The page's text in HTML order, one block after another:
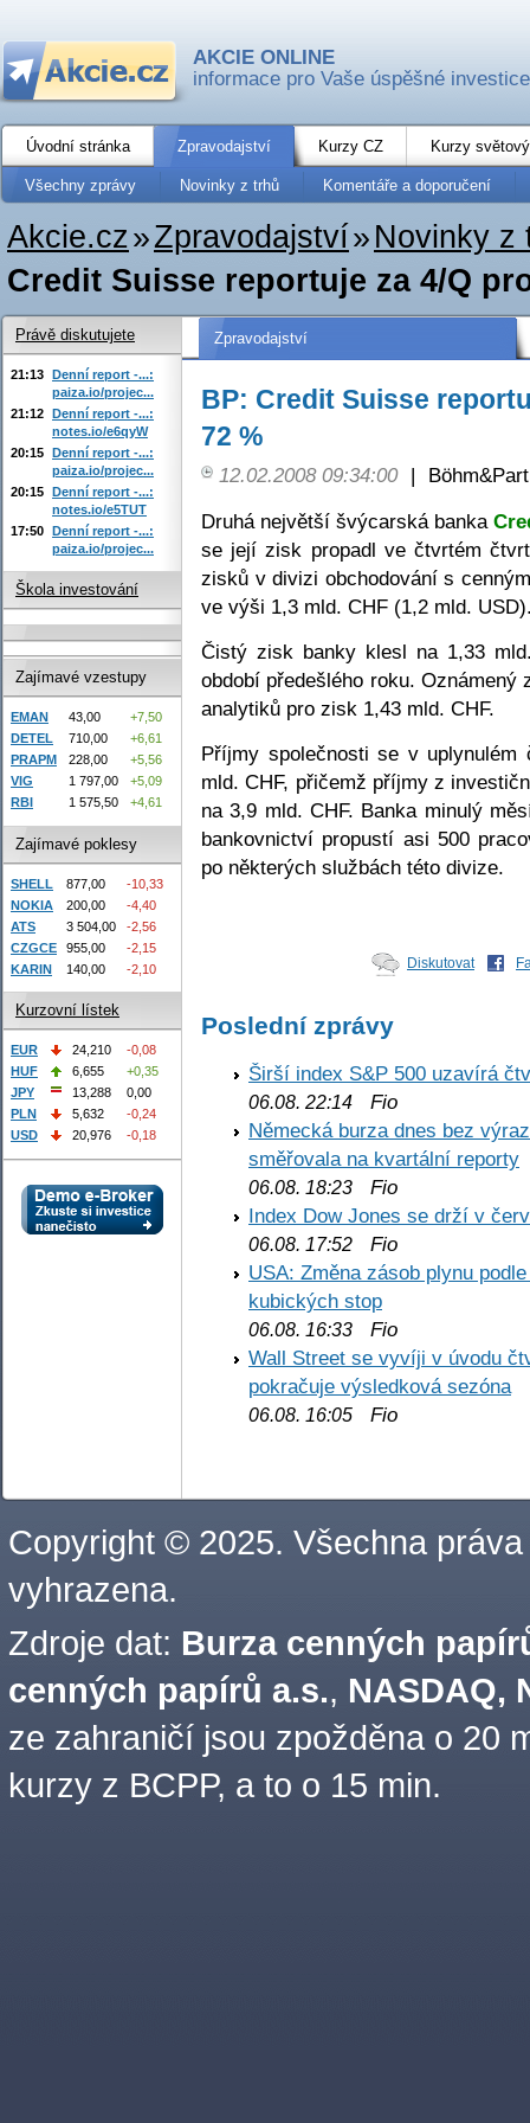
AKCIE ONLINE
informace pro Vaše úspěšné investice
Úvodní stránka Zpravodajství Kurzy CZ Kurzy
Všechny zprávy Novinky z trhů Komentáře a doporučení
Akcie.cz»Zpravodajství» Novinky z
Credit Suisse reportuje za 4/Q
Zpravodajství
BP: Credit Suisse
72 %
12.02.2008 09:34:00 |
Druhá největší švýcarská banka
se její zisk propadl ve čtvrtém
zisků v divizi obchodování s
ve výši 1,3 mld. CHF (1,2 mld.
Čistý zisk banky klesl na 1,33
období předešlého roku.
analytiků pro zisk 1,43 mld. CHF.
Příjmy společnosti se v
mld. CHF, přičemž příjmy z
na 3,9 mld. CHF. Banka minulý
bankovnictví propustí asi 500
po některých službách této divize.
Diskutovat
Poslední zprávy
Širší index S&P 500 uzavírá
06.08. 22:14 Fio
Německá burza dnes bez
směřovala na kvartální reporty
06.08. 18:23 Fio
Index Dow Jones se drží v
06.08. 17:52 Fio
USA: Změna zásob plynu
kubických stop
06.08. 16:33 Fio
Wall Street se vyvíji v úvodu
pokračuje výsledková sezóna
06.08. 16:05 Fio
Právě diskutujete
21:13 Denní report -...:
paiza.io/projec...
21:12 Denní report -...:
notes.io/e6qyW
20:15 Denní report -...:
paiza.io/projec...
20:15 Denní report -...:
notes.io/e5TUT
17:50 Denní report -...:
paiza.io/projec...
Škola investování
Zajímavé vzestupy
EMAN 43,00
+7,50
DETEL
710,00
+6,61
PRAPM
228,00
+5,56
VIG
1 797,00
+5,09
RBI
1 575,50 +4,61
Zajímavé poklesy
SHELL 877,00
-10,33
NOKIA
200,00
-4,40
ATS
3 504,00
-2,56
CZGCE
955,00
-2,15
KARIN
140,00 -2,10
Kurzovní lístek
EUR 24,210
-0,08
HUF
6,655
+0,35
JPY
13,288
0,00
PLN
5,632
-0,24
USD
20,976 -0,18
Copyright © 2025. Všechna práva
vyhrazena.
Zdroje dat: Burza cenných
cenných papírů a.s., NASDAQ,
ze zahraničí jsou zpožděna o 20
kurzy z BCPP, a to o 15 min.